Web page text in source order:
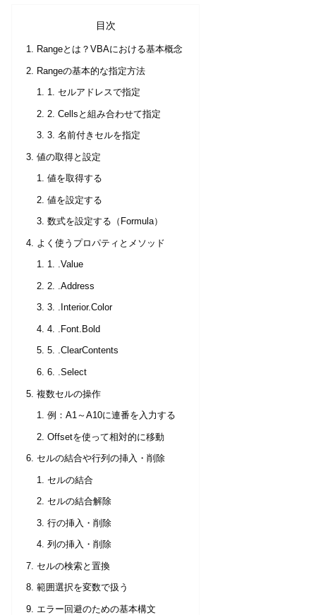
目次
Rangeとは？VBAにおける基本概念
Rangeの基本的な指定方法
1. セルアドレスで指定
2. Cellsと組み合わせて指定
3. 名前付きセルを指定
値の取得と設定
値を取得する
値を設定する
数式を設定する（Formula）
よく使うプロパティとメソッド
1. .Value
2. .Address
3. .Interior.Color
4. .Font.Bold
5. .ClearContents
6. .Select
複数セルの操作
例：A1～A10に連番を入力する
Offsetを使って相対的に移動
セルの結合や行列の挿入・削除
セルの結合
セルの結合解除
行の挿入・削除
列の挿入・削除
セルの検索と置換
範囲選択を変数で扱う
エラー回避のための基本構文